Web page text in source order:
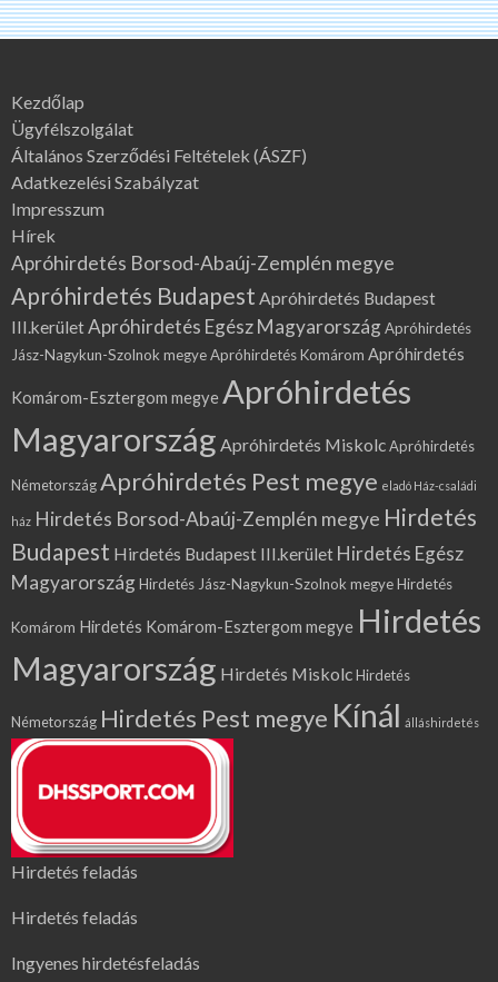
Kezdőlap
Ügyfélszolgálat
Általános Szerződési Feltételek (ÁSZF)
Adatkezelési Szabályzat
Impresszum
Hírek
Apróhirdetés Borsod-Abaúj-Zemplén megye
Apróhirdetés Budapest Apróhirdetés Budapest
III.kerületApróhirdetés Egész MagyarországApróhirdetés
Jász-Nagykun-Szolnok megyeApróhirdetés Komárom Apróhirdetés
Komárom-Esztergom megye Apróhirdetés
Magyarország Apróhirdetés MiskolcApróhirdetés
NémetországApróhirdetés Pest megye eladó Ház-családi
ház Hirdetés Borsod-Abaúj-Zemplén megye Hirdetés
Budapest Hirdetés Budapest III.kerület Hirdetés Egész
MagyarországHirdetés Jász-Nagykun-Szolnok megyeHirdetés
Komárom Hirdetés Komárom-Esztergom megye Hirdetés
Magyarország Hirdetés MiskolcHirdetés
Németország Hirdetés Pest megye Kínál álláshirdetés
Hirdetés feladás
Hirdetés feladás
Ingyenes hirdetésfeladás